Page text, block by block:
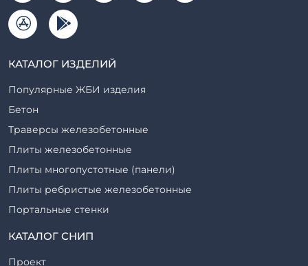
КАТАЛОГ ИЗДЕЛИЙ
Популярные ЖБИ изделия
Бетон
Траверсы железобетонные
Плиты железобетонные
Плиты многопустотные (панели)
Плиты ребристые железобетонные
Портальные стенки
Прогоны железобетонные
КАТАЛОГ СНИП
Проект